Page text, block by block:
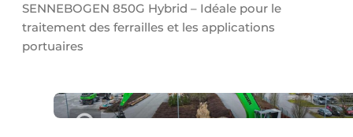
Enregistrer une offre d’emploi
Entreprises
Merci de votre inscription
S’inscrire
Home
Meest gelezen
Carte Blanche
SENNEBOGEN 850G Hybrid – Idéale pour le
traitement des ferrailles et les applications
portuaires